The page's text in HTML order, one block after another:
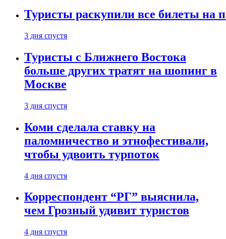
Туристы раскупили все билеты на
3 дня спустя
Туристы с Ближнего Востока
больше других тратят на шопинг в
Москве
3 дня спустя
Коми сделала ставку на
паломничество и этнофестивали,
чтобы удвоить турпоток
4 дня спустя
Корреспондент “РГ” выяснила,
чем Грозный удивит туристов
4 дня спустя